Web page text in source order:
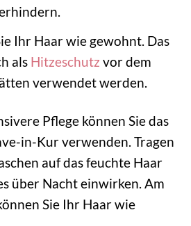
Ihr Haar wie gewohnt. Das
als Hitzeschutz vor dem
verwendet werden.
Pflege können Sie das
in-Kur verwenden. Tragen
auf das feuchte Haar
über Nacht einwirken. Am
Sie Ihr Haar wie